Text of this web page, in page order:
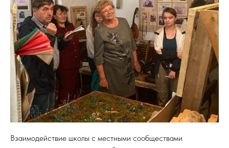
Взаимодействие школы с местными сообществами